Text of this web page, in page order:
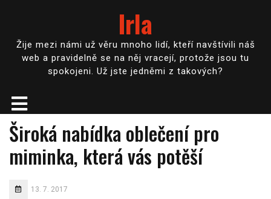
Irla
Žije mezi námi už věru mnoho lidí, kteří navštívili náš
web a pravidelně se na něj vracejí, protože jsou tu
spokojeni. Už jste jedněmi z takových?
Široká nabídka oblečení pro
miminka, která vás potěší
13. 7. 2017